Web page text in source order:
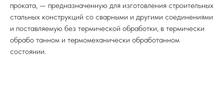
проката, — предназначенную для изготовления строительных
стальных конструкций со сварными и другими соединениями
и поставляемую без термической обработки, в термически
обрабо танном и термомеханически обработанном
состоянии.